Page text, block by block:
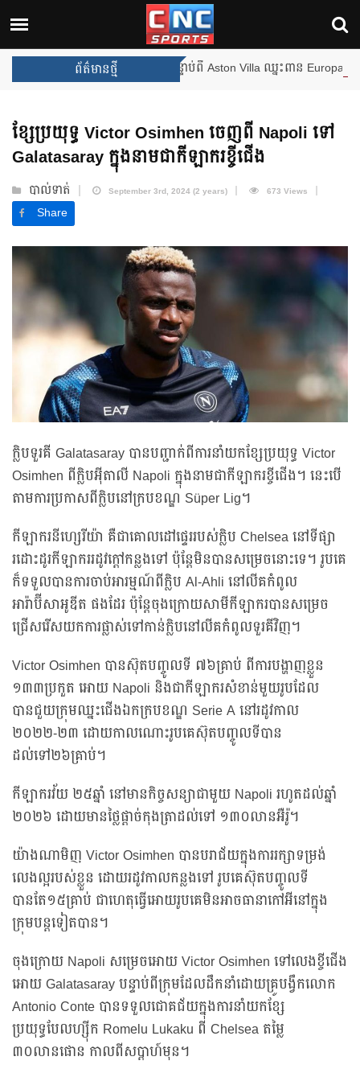
ព័ត៌មានថ្មី
ឈ្នះពានរង្វាន់បន្ថែមទៀត បន្ទាប់ពី Aston Villa ឈ្នះពាន Europa League
ខ្សែប្រយុទ្ធ Victor Osimhen ចេញពី Napoli ទៅ
Galatasaray ក្នុងនាមជាកីឡាករខ្ចីជើង
បាល់ទាត់ September 3rd, 2024 (2 years) 673 Views
Share
ក្លិបទួរគី Galatasaray បានបញ្ជាក់ពីការនាំយកខ្សែប្រយុទ្ធ Victor
Osimhen ពីក្លិបអ៊ីតាលី Napoli ក្នុងនាមជាកីឡាករខ្ចីជើង។ នេះបើ
តាមការប្រកាសពីក្លិបនៅក្របខណ្ឌ Süper Lig។
កីឡាករនីហ្សេរីយ៉ា គឺជាគោលដៅផ្ទេររបស់ក្លិប Chelsea នៅទីផ្សា
រដោះដូរកីឡាកររដូវក្តៅកន្លងទៅ ប៉ុន្តែមិនបានសម្រេចនោះទេ។ រូបគេ
ក៏ទទួលបានការចាប់អារម្មណ៍ពីក្លិប Al-Ahli នៅលីគកំពូល
អារ៉ាប៊ីសាអូឌីត ផងដែរ ប៉ុន្តែចុងក្រោយសាមីកីឡាករបានសម្រេច
ជ្រើសរើសយកការផ្លាស់ទៅកាន់ក្លិបនៅលីគកំពូលទួរគីវិញ។
Victor Osimhen បានស៊ុតបញ្ចូលទី ៧៦គ្រាប់ ពីការបង្ហាញខ្លួន
១៣៣ប្រកួត អោយ Napoli និងជាកីឡាករសំខាន់មួយរូបដែល
បានជួយក្រុមឈ្នះជើងឯកក្របខណ្ឌ Serie A នៅរដូវកាល
២០២២-២៣ ដោយកាលណោះរូបគេស៊ុតបញ្ចូលទីបាន
ដល់ទៅ២៦គ្រាប់។
កីឡាករវ័យ ២៥ឆ្នាំ នៅមានកិច្ចសន្យាជាមួយ Napoli រហូតដល់ឆ្នាំ
២០២៦ ដោយមានថ្លៃផ្តាច់កុងត្រាដល់ទៅ ១៣០លានអឺរ៉ូ។
យ៉ាងណាមិញ Victor Osimhen បានបរាជ័យក្នុងការរក្សាទម្រង់
លេងល្អរបស់ខ្លួន ដោយរដូវកាលកន្លងទៅ រូបគេស៊ុតបញ្ចូលទី
បានតែ១៥គ្រាប់ ជាហេតុធ្វើអោយរូបគេមិនអាចធានាកៅអីនៅក្នុង
ក្រុមបន្តទៀតបាន។
ចុងក្រោយ Napoli សម្រេចអោយ Victor Osimhen ទៅលេងខ្ចីជើង
អោយ Galatasaray បន្ទាប់ពីក្រុមដែលដឹកនាំដោយគ្រូបង្វឹកលោក
Antonio Conte បានទទួលជោគជ័យក្នុងការនាំយកខ្សែ
ប្រយុទ្ធបែលហ្ស៊ីក Romelu Lukaku ពី Chelsea តម្លៃ
៣០លានផោន កាលពីសប្តាហ៍មុន។